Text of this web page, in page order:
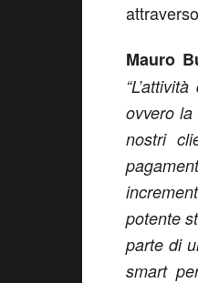
Mauro
ovvero
nostri
potente
parte di
smart